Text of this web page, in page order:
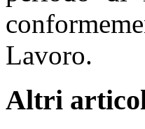
Lavoro.
Altri